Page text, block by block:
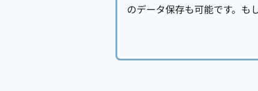
のデータ保存も可能です。も